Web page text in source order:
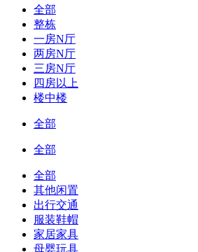
全部
整栋
一房N厅
两房N厅
三房N厅
四房以上
楼中楼
全部
全部
全部
其他闲置
出行交通
服装鞋帽
家居家具
母婴玩具